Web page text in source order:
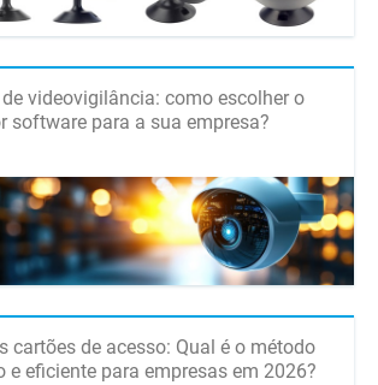
videovigilância: como escolher o
software para a sua empresa?
cartões de acesso: Qual é o método
e eficiente para empresas em 2026?